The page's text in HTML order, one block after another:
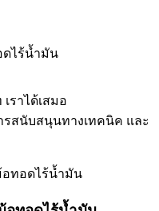
ดไร้น้ำมัน
ราได้เสมอ
สนับสนุนทางเทคนิค และ